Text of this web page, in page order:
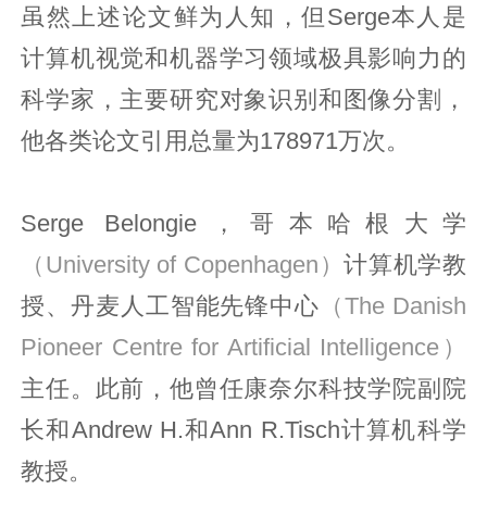
虽然上述论文鲜为人知，但Serge本人是
计算机视觉和机器学习领域极具影响力的
科学家，主要研究对象识别和图像分割，
他各类论文引用总量为178971万次。
Serge Belongie，哥本哈根大学
（University of Copenhagen）计算机学教
授、丹麦人工智能先锋中心 （The Danish
Pioneer Centre for Artificial Intelligence）
主任。此前，他曾任康奈尔科技学院副院
长和Andrew H.和Ann R.Tisch计算机科学
教授。